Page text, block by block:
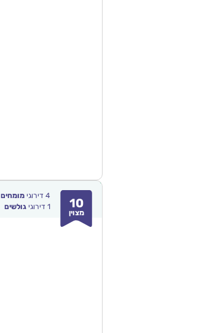
10
מצוין
4 דירוגימומחים
1 דירוגיגולשים